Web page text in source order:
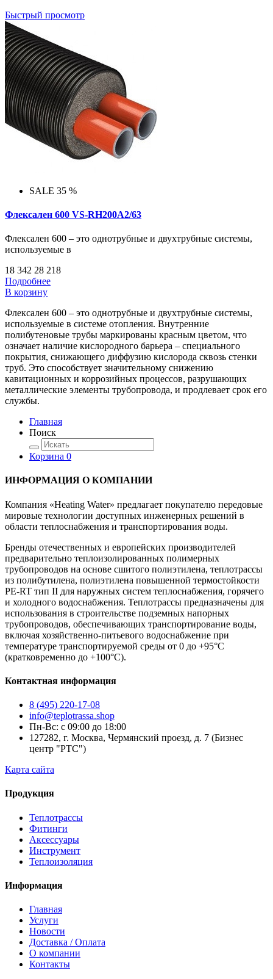
Быстрый просмотр
SALE 35 %
Флексален 600 VS-RH200A2/63
Флексален 600 – это однотрубные и двухтрубные системы,
используемые в
18 342 28 218
Подробнее
В корзину
Флексален 600 – это однотрубные и двухтрубные системы,
используемые в системе отопления. Внутренние
полибутеновые трубы маркированы красным цветом, что
означает наличие кислородного барьера – специального
покрытия, снижающего диффузию кислорода сквозь стенки
труб. Это способствует значительному снижению
кавитационных и коррозийных процессов, разрушающих
металлические элементы трубопровода, и продлевает срок его
службы.
Главная
Поиск
Корзина 0
ИНФОРМАЦИЯ О КОМПАНИИ
Компания «Heating Water» предлагает покупателю передовые
мировые технологии доступных инженерных решений в
области теплоснабжения и транспортирования воды.
Бренды отечественных и европейских производителей
предварительно теплоизолированных полимерных
трубопроводов на основе сшитого полиэтилена, теплотрассы
из полибутилена, полиэтилена повышенной термостойкости
PE-RT тип II для наружных систем теплоснабжения, горячего
и холодного водоснабжения. Теплотрассы предназначены для
использования в строительстве подземных напорных
трубопроводов, обеспечивающих транспортирование воды,
включая хозяйственно-питьевого водоснабжение при
температуре транспортируемой среды от 0 до +95°С
(кратковременно до +100°С).
Контактная информация
8 (495) 220-17-08
info@teplotrassa.shop
Пн-Вс: с 09:00 до 18:00
127282, г. Москва, Чермянский проезд, д. 7 (Бизнес
центр "РТС")
Карта сайта
Продукция
Теплотрассы
Фитинги
Аксессуары
Инструмент
Теплоизоляция
Информация
Главная
Услуги
Новости
Доставка / Оплата
О компании
Контакты